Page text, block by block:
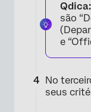
Qdica:
são
e
No
seus